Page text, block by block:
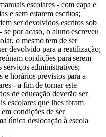
escolares - com capa e
e sem estarem escritos;
ser devolvidos escritos sob
se por acaso, o aluno escreveu
o mesmo tem de ser
devolvido para a reutilização;
condições para serem
serviços administrativos;
e horários previstos para a
- a fim de tornar este
de educação deverão ser
escolares que lhes foram
condições de ser
única deslocação à escola